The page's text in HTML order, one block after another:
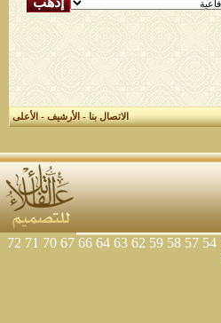
الاتصال بنا-الأرشيف-الأعلى
54
57
58
59
62
63
64
66
67
70
71
72